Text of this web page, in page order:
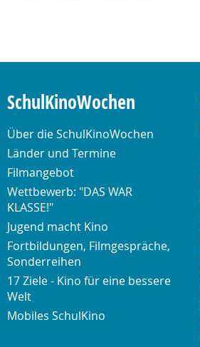
SchulKinoWochen
Über die SchulKinoWochen
Länder und Termine
Filmangebot
Wettbewerb: "DAS WAR
KLASSE!"
Jugend macht Kino
Fortbildungen, Filmgespräche,
Sonderreihen
17 Ziele - Kino für eine bessere
Welt
Mobiles SchulKino